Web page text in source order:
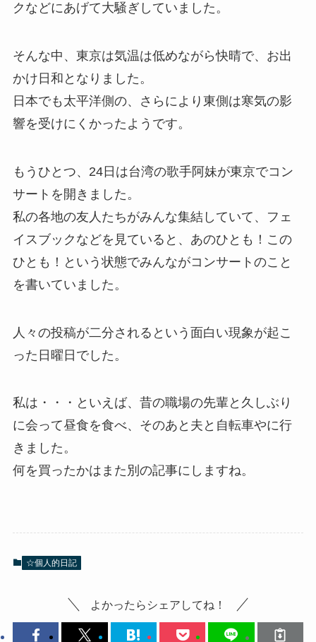
クなどにあげて大騒ぎしていました。
そんな中、東京は気温は低めながら快晴で、お出
かけ日和となりました。
日本でも太平洋側の、さらにより東側は寒気の影
響を受けにくかったようです。
もうひとつ、24日は台湾の歌手阿妹が東京でコン
サートを開きました。
私の各地の友人たちがみんな集結していて、フェ
イスブックなどを見ていると、あのひとも！この
ひとも！という状態でみんながコンサートのこと
を書いていました。
人々の投稿が二分されるという面白い現象が起こ
った日曜日でした。
私は・・・といえば、昔の職場の先輩と久しぶり
に会って昼食を食べ、そのあと夫と自転車やに行
きました。
何を買ったかはまた別の記事にしますね。
☆個人的日記
よかったらシェアしてね！